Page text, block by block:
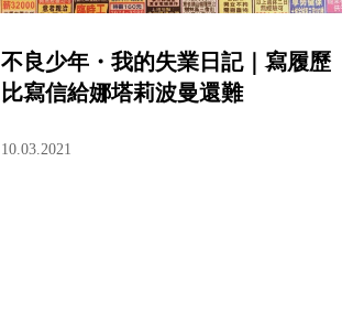
不良少年・我的失業日記｜寫履歷
比寫信給娜塔莉波曼還難
10.03.2021